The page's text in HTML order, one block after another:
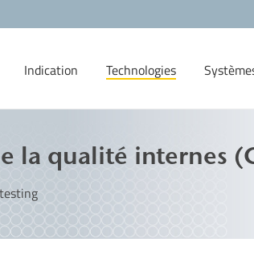
Indication Technologies
la qualité internes